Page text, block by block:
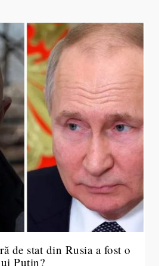
de stat din Rusia a fost o
Putin?